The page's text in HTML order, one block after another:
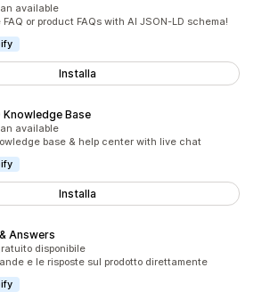
available
or product FAQs with AI JSON-LD schema!
Installa
Base
available
base & help center with live chat
Installa
Answers
disponibile
e le risposte sul prodotto direttamente